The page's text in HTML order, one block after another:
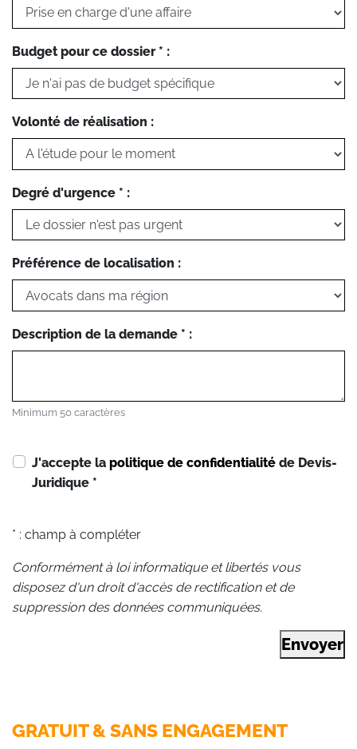
Budget pour ce dossier * :
Volonté de réalisation :
Degré d'urgence * :
Préférence de localisation :
Description de la demande * :
Minimum 50 caractères
J'accepte la politique de confidentialité de Devis-
Juridique *
* : champ à compléter
Conformément à loi informatique et libertés vous
disposez d'un droit d'accès de rectification et de
suppression des données communiquées.
Envoyer
GRATUIT & SANS ENGAGEMENT